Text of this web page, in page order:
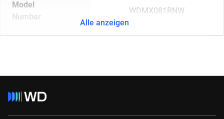
Model
Number
WDMX081RNW
Alle anzeigen